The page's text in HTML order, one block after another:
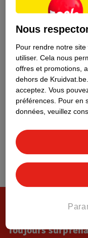
Toujours
Nous
Pour rendre notre
utiliser. Cela nous
offres et promotions,
dehors de Kruidvat.be.
acceptez. Vous
préférences. Pour en
données, veuillez